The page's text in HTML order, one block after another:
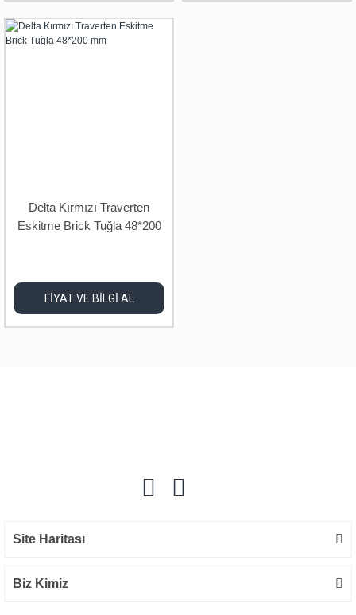
Delta Kırmızı Traverten
Eskitme Brick Tuğla 48*200
FİYAT VE BİLGİ AL
Site Haritası
Biz Kimiz